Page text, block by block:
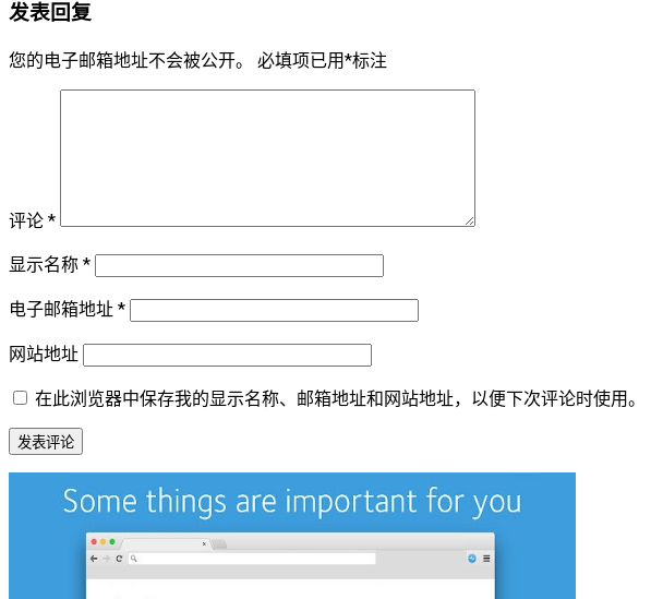
发表回复
您的电子邮箱地址不会被公开。 必填项已用*标注
评论 *
显示名称 *
电子邮箱地址 *
网站地址
在此浏览器中保存我的显示名称、邮箱地址和网站地址，以便下次评论时使用。